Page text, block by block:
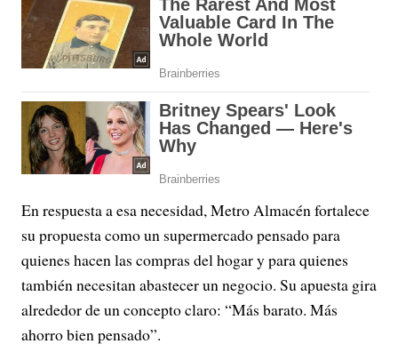
En respuesta a esa necesidad, Metro Almacén fortalece
su propuesta como un supermercado pensado para
quienes hacen las compras del hogar y para quienes
también necesitan abastecer un negocio. Su apuesta gira
alrededor de un concepto claro: “Más barato. Más
ahorro bien pensado”.